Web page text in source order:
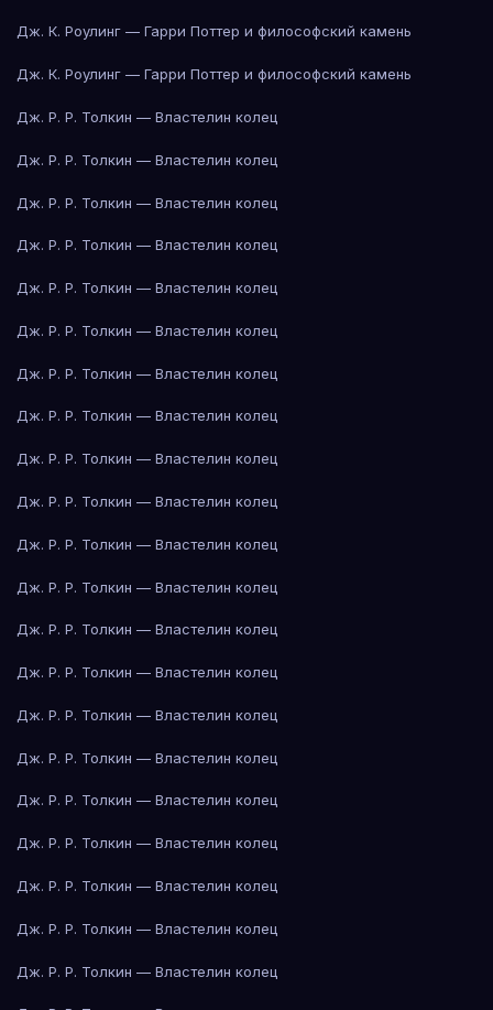
Дж. К. Роулинг — Гарри Поттер и философский камень
Дж. К. Роулинг — Гарри Поттер и философский камень
Дж. Р. Р. Толкин — Властелин колец
Дж. Р. Р. Толкин — Властелин колец
Дж. Р. Р. Толкин — Властелин колец
Дж. Р. Р. Толкин — Властелин колец
Дж. Р. Р. Толкин — Властелин колец
Дж. Р. Р. Толкин — Властелин колец
Дж. Р. Р. Толкин — Властелин колец
Дж. Р. Р. Толкин — Властелин колец
Дж. Р. Р. Толкин — Властелин колец
Дж. Р. Р. Толкин — Властелин колец
Дж. Р. Р. Толкин — Властелин колец
Дж. Р. Р. Толкин — Властелин колец
Дж. Р. Р. Толкин — Властелин колец
Дж. Р. Р. Толкин — Властелин колец
Дж. Р. Р. Толкин — Властелин колец
Дж. Р. Р. Толкин — Властелин колец
Дж. Р. Р. Толкин — Властелин колец
Дж. Р. Р. Толкин — Властелин колец
Дж. Р. Р. Толкин — Властелин колец
Дж. Р. Р. Толкин — Властелин колец
Дж. Р. Р. Толкин — Властелин колец